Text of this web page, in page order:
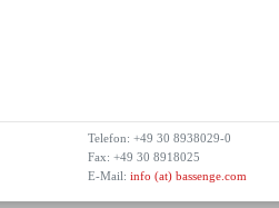
Telefon: +49 30 8938029-0
Fax: +49 30 8918025
E-Mail: info (at) bassenge.com